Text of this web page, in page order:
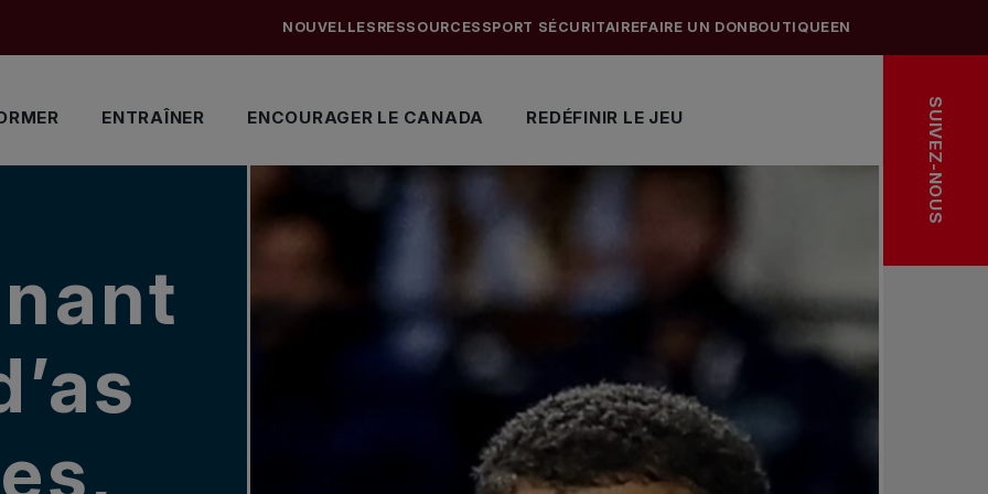
ENTRAÎNER ENCOURAGER LE CANADA REDÉFINIR LE JEU
NOUVELLES RESSOURCES SPORT SÉCURITAIREFAIRE UN DON BOUTIQUEEN
SUIVEZ-NOUS